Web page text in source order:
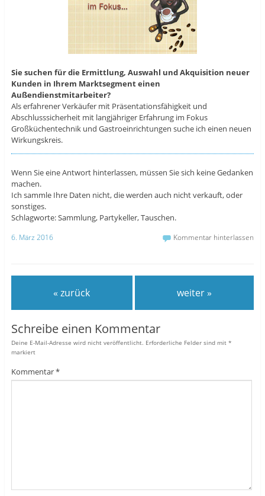
Sie suchen für die Ermittlung, Auswahl und Akquisition neuer
Kunden in Ihrem Marktsegment einen
Außendienstmitarbeiter?
Als erfahrener Verkäufer mit Präsentationsfähigkeit und
Abschlusssicherheit mit langjähriger Erfahrung im Fokus
Großküchentechnik und Gastroeinrichtungen suche ich einen neuen
Wirkungskreis.
Wenn Sie eine Antwort hinterlassen, müssen Sie sich keine Gedanken
machen.
Ich sammle Ihre Daten nicht, die werden auch nicht verkauft, oder
sonstiges.
Schlagworte: Sammlung, Partykeller, Tauschen.
6. März 2016 Kommentar hinterlassen
« zurück weiter »
Schreibe einen Kommentar
Deine E-Mail-Adresse wird nicht veröffentlicht. Erforderliche Felder sind mit *
markiert
Kommentar*